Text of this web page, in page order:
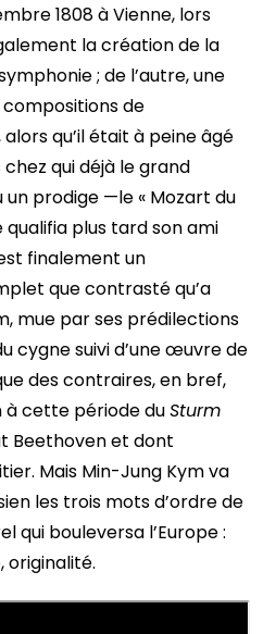
1808 à Vienne, lors
la création de la
; de l’autre, une
de
alors qu’il était à peine âgé
qui déjà le grand
prodige —le « Mozart du
qualifia plus tard son ami
finalement un
que contrasté qu’a
mue par ses prédilections
cygne suivi d’une œuvre de
des contraires, en bref,
à cette période duSturm
Beethoven et dont
Mais Min-Jung Kym va
les trois mots d’ordre de
qui bouleversa l’Europe :
originalité.